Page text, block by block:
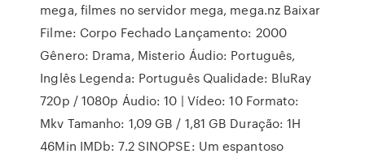
mega, filmes no servidor mega, mega.nz Baixar
Filme: Corpo Fechado Lançamento: 2000
Gênero: Drama, Misterio Áudio: Português,
Inglês Legenda: Português Qualidade: BluRay
720p / 1080p Áudio: 10 | Vídeo: 10 Formato:
Mkv Tamanho: 1,09 GB / 1,81 GB Duração: 1H
46Min IMDb: 7.2 SINOPSE: Um espantoso